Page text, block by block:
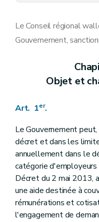
Section 3 Les
Art. 17
Section 4 Les
Les
Section 5 bis
Des
Art. 20
Art. 22
Art. 23
Art. 24
Chapitre III
Art. 25
Art. 26
Art. 27
Chapitre IV
Art. 28
Art. 29
Le Conseil régional
Gouvernement,
Objet et
Art. 1er.
Le Gouvernement
décret et dans les
annuellement dans le
catégorie d'employeurs
Décret du 2 mai 2013,
une aide destinée à
rémunérations et
l'engagement de